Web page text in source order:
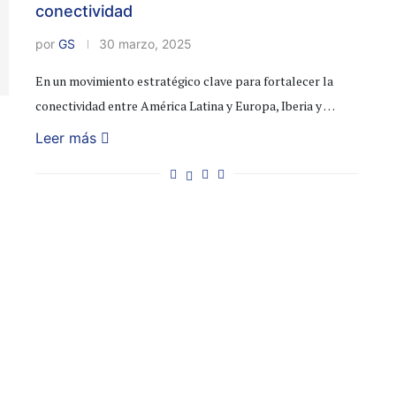
conectividad
porGS 30 marzo, 2025
En un movimiento estratégico clave para fortalecer la
conectividad entre América Latina y Europa, Iberia y …
Leer más